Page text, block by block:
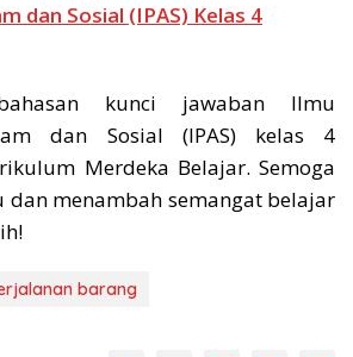
dan Sosial (IPAS) Kelas 4
kunci jawaban Ilmu
dan Sosial (IPAS) kelas 4
Merdeka Belajar. Semoga
menambah semangat belajar
barang